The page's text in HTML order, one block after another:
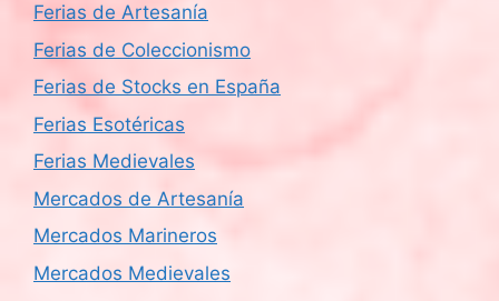
Ferias de Artesanía
Ferias de Coleccionismo
Ferias de Stocks en España
Ferias Esotéricas
Ferias Medievales
Mercados de Artesanía
Mercados Marineros
Mercados Medievales